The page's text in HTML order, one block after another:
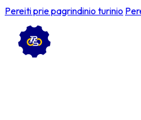
Pereiti prie pagrindinio turinio